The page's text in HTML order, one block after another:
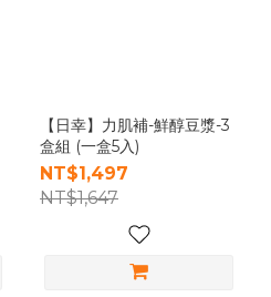
【日幸】力肌補-鮮醇豆漿-3
盒組 (一盒5入)
NT$1,497
NT$1,647